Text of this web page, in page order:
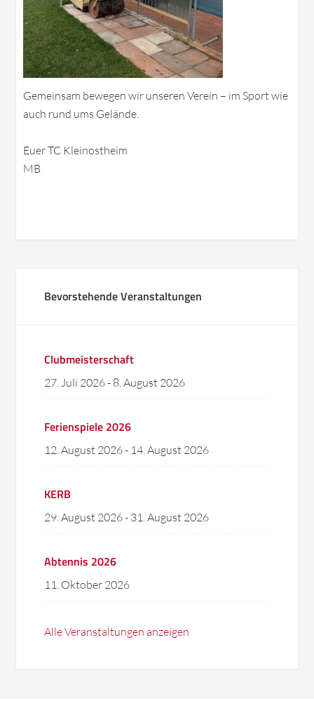
Gemeinsam bewegen wir unseren Verein – im Sport wie
auch rund ums Gelände.
Euer TC Kleinostheim
MB
Bevorstehende Veranstaltungen
Clubmeisterschaft
27. Juli 2026- 8. August 2026
Ferienspiele 2026
12. August 2026- 14. August 2026
KERB
29. August 2026- 31. August 2026
Abtennis 2026
11. Oktober 2026
Alle Veranstaltungen anzeigen